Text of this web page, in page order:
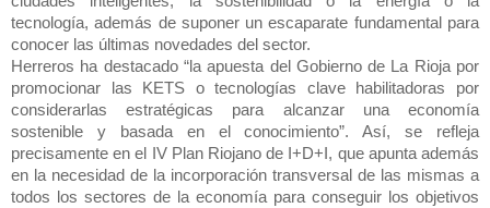
tecnología, además de suponer un escaparate fundamental para
conocer las últimas novedades del sector.
Herreros ha destacado “la apuesta del Gobierno de La Rioja por
promocionar las KETS o tecnologías clave habilitadoras por
considerarlas estratégicas para alcanzar una economía
sostenible y basada en el conocimiento”. Así, se refleja
precisamente en el IV Plan Riojano de I+D+I, que apunta además
en la necesidad de la incorporación transversal de las mismas a
todos los sectores de la economía para conseguir los objetivos